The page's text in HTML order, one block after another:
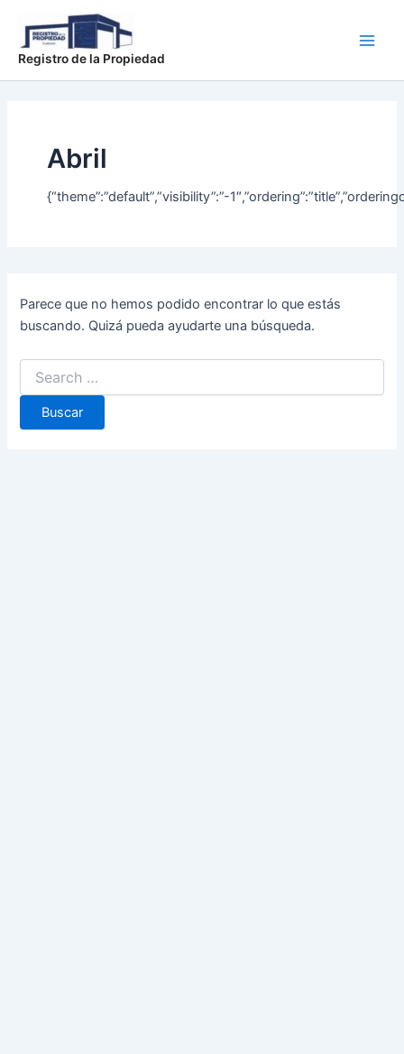
contenido
Registro de la Propiedad
Abril
{“theme”:”default”,”visibility”:”-
Parece que no hemos podido encontrar lo que estás
buscando. Quizá pueda ayudarte una búsqueda.
por: